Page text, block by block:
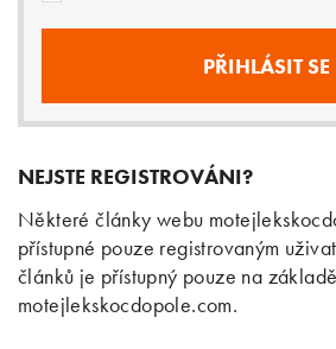
NEJSTE REGISTROVÁNI?
Některé články webu
přístupné pouze registrovaným
článků je přístupný pouze na
motejlekskocdopole.com.